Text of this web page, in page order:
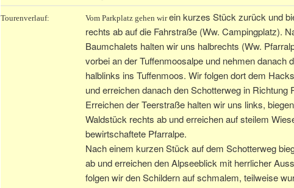
Tourenverlauf: Vom Parkplatz gehen wirein kurzes Stück zurück und
rechts ab auf die Fahrstraße (Ww. Campingplatz).
Baumchalets halten wir uns halbrechts (Ww.
vorbei an der Tuffenmoosalpe und nehmen danach
halblinks ins Tuffenmoos. Wir folgen dort dem
und erreichen danach den Schotterweg in Richtung
Erreichen der Teerstraße halten wir uns links,
Waldstück rechts ab und erreichen auf steilem
bewirtschaftete Pfarralpe.
Nach einem kurzen Stück auf dem Schotterweg
ab und erreichen den Alpseeblick mit herrlicher
folgen wir den Schildern auf schmalem, teilweise